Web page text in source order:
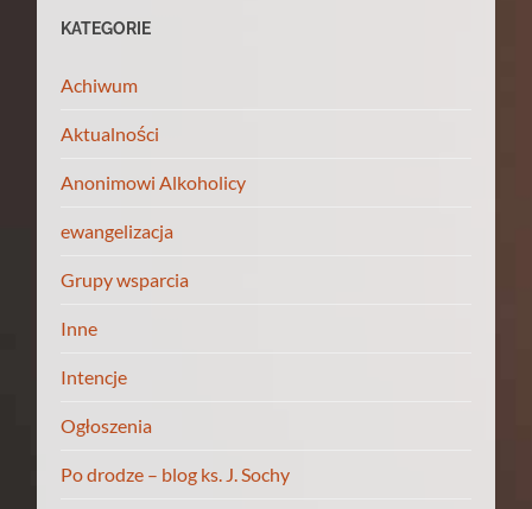
KATEGORIE
Achiwum
Aktualności
Anonimowi Alkoholicy
ewangelizacja
Grupy wsparcia
Inne
Intencje
Ogłoszenia
Po drodze – blog ks. J. Sochy